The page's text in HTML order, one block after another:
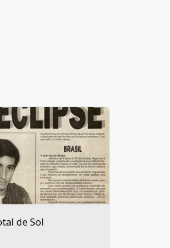
de Sol